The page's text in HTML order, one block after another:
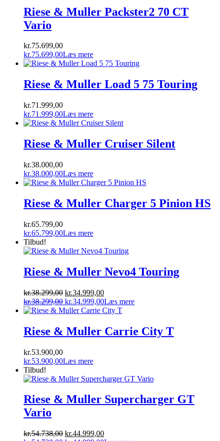
kr.52.798,00.kr.44.999,00.
var:
kr.52.798,00.
er:
kr.44.999,00.
Riese & Muller Packster2 70 CT
Vario
kr.75.699,00
kr.75.699,00Læs mere
Riese & Muller Load 5 75 Touring
kr.71.999,00
kr.71.999,00Læs mere
Riese & Muller Cruiser Silent
kr.38.000,00
kr.38.000,00Læs mere
Riese & Muller Charger 5 Pinion HS
kr.65.799,00
kr.65.799,00Læs mere
Tilbud!
Riese & Muller Nevo4 Touring
kr.38.299,00 Den
oprindelige
pris
kr.38.299,00.
kr.34.999,00Den
aktuelle
pris
kr.34.999,00.
kr.38.299,00 Den
oprindelige
var:
kr.38.299,00.
kr.34.999,00Den
aktuelle
er:
kr.34.999,00.
Læs mere
Riese & Muller Carrie City T
kr.53.900,00
kr.53.900,00Læs mere
Tilbud!
Riese & Muller Supercharger GT
Vario
kr.54.738,00 Den
kr.44.999,00Den